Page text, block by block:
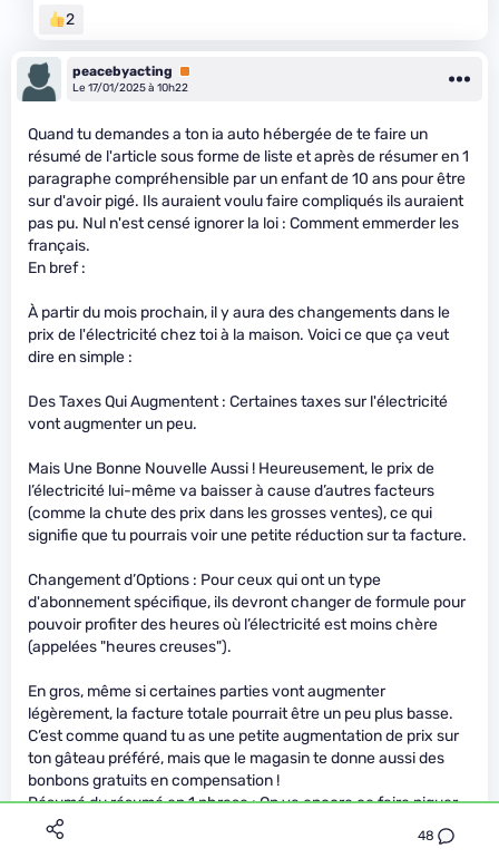
48
2
peacebyacting
Premium
Le 17/01/2025 à 10h22
Quand tu demandes a ton ia auto hébergée de te faire un
résumé de l'article sous forme de liste et après de résumer en 1
paragraphe compréhensible par un enfant de 10 ans pour être
sur d'avoir pigé. Ils auraient voulu faire compliqués ils auraient
pas pu. Nul n'est censé ignorer la loi : Comment emmerder les
français.
En bref :
À partir du mois prochain, il y aura des changements dans le
prix de l'électricité chez toi à la maison. Voici ce que ça veut
dire en simple :
Des Taxes Qui Augmentent : Certaines taxes sur l'électricité
vont augmenter un peu.
Mais Une Bonne Nouvelle Aussi ! Heureusement, le prix de
l’électricité lui-même va baisser à cause d’autres facteurs
(comme la chute des prix dans les grosses ventes), ce qui
signifie que tu pourrais voir une petite réduction sur ta facture.
Changement d’Options : Pour ceux qui ont un type
d'abonnement spécifique, ils devront changer de formule pour
pouvoir profiter des heures où l’électricité est moins chère
(appelées "heures creuses").
En gros, même si certaines parties vont augmenter
légèrement, la facture totale pourrait être un peu plus basse.
C’est comme quand tu as une petite augmentation de prix sur
ton gâteau préféré, mais que le magasin te donne aussi des
bonbons gratuits en compensation !
Résumé du résumé en 1 phrase : On va encore ce faire niquer
même si il y aura des baisse ça ne compensera jamais les